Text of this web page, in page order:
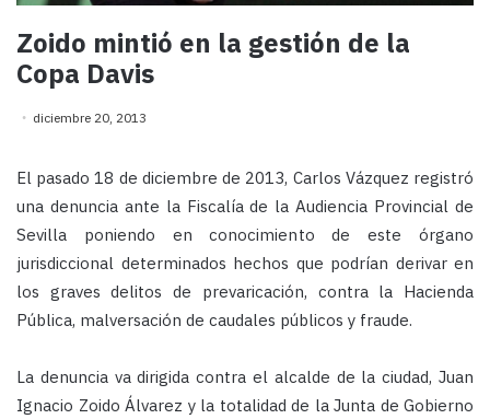
Zoido mintió en la gestión de la
Copa Davis
diciembre 20, 2013
El pasado 18 de diciembre de 2013, Carlos Vázquez registró
una denuncia ante la Fiscalía de la Audiencia Provincial de
Sevilla poniendo en conocimiento de este órgano
jurisdiccional determinados hechos que podrían derivar en
los graves delitos de prevaricación, contra la Hacienda
Pública, malversación de caudales públicos y fraude.
La denuncia va dirigida contra el alcalde de la ciudad, Juan
Ignacio Zoido Álvarez y la totalidad de la Junta de Gobierno